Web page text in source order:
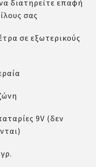
διατηρείτε επαφή
σας
σε εξωτερικούς
9V (δεν